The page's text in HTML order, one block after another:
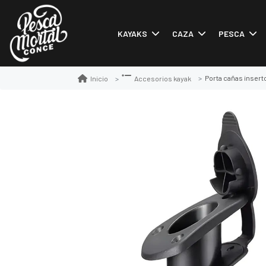
KAYAKS CAZA PESCA
Inicio Accesorios kayak Porta cañas